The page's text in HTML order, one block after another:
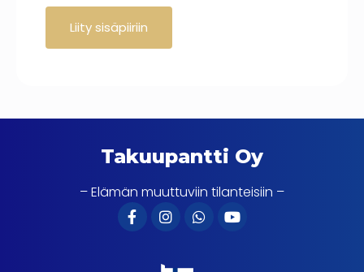
Takuupantti Oy
– Elämän muuttuviin tilanteisiin –